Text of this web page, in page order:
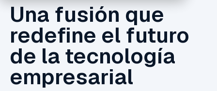
Una fusión que
redefine el futuro
de la tecnología
empresarial